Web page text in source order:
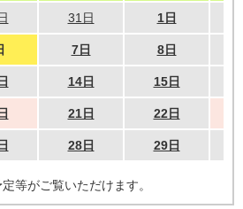
31日 1日
7日 8日
14日 15日
21日 22日
28日 29日
等がご覧いただけます。